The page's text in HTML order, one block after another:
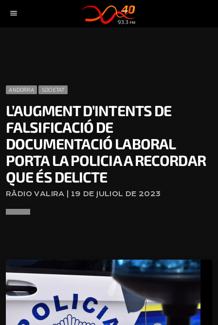
menu
ANDORRA SOCIETAT
L’AUGMENT D’INTENTS DE
FALSIFICACIÓ DE
DOCUMENTACIÓ LABORAL
PORTA LA POLICIA A RECORDAR
QUE ÉS DELICTE
RÀDIO VALIRA | 19 DE JULIOL DE 2023